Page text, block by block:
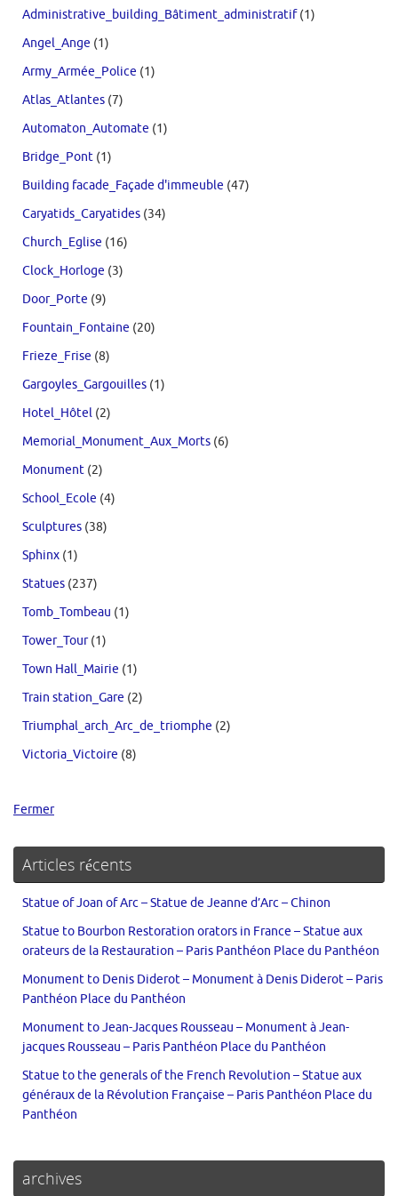
Administrative_building_Bâtiment_administratif(1)
Angel_Ange (1)
Army_Armée_Police (1)
Atlas_Atlantes (7)
Automaton_Automate (1)
Bridge_Pont (1)
Building facade_Façade d'immeuble (47)
Caryatids_Caryatides (34)
Church_Eglise (16)
Clock_Horloge (3)
Door_Porte (9)
Fountain_Fontaine (20)
Frieze_Frise (8)
Gargoyles_Gargouilles (1)
Hotel_Hôtel (2)
Memorial_Monument_Aux_Morts (6)
Monument (2)
School_Ecole (4)
Sculptures (38)
Sphinx (1)
Statues (237)
Tomb_Tombeau (1)
Tower_Tour(1)
Town Hall_Mairie (1)
Train station_Gare (2)
Triumphal_arch_Arc_de_triomphe (2)
Victoria_Victoire (8)
Fermer
Articles récents
Statue of Joan of Arc – Statue de Jeanne d’Arc – Chinon
Statue to Bourbon Restoration orators in France – Statue aux
orateurs de la Restauration – Paris Panthéon Place du Panthéon
Monument to Denis Diderot – Monument à Denis Diderot – Paris
Panthéon Place du Panthéon
Monument to Jean-Jacques Rousseau – Monument à Jean-
jacques Rousseau – Paris Panthéon Place du Panthéon
Statue to the generals of the French Revolution – Statue aux
généraux de la Révolution Française – Paris Panthéon Place du
Panthéon
archives